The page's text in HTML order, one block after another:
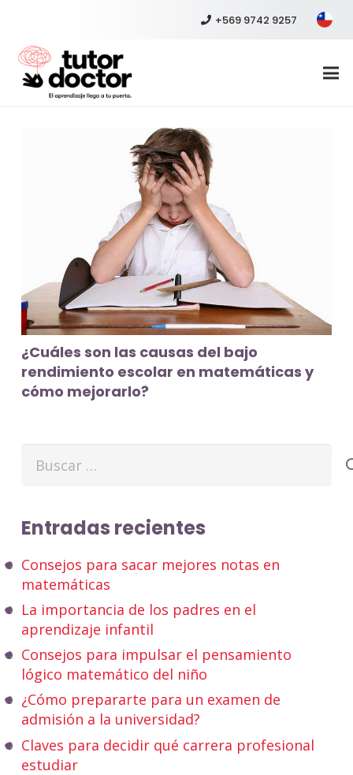
+569 9742 9257
¿Cuáles son las causas del bajo
rendimiento escolar en matemáticas y
cómo mejorarlo?
Entradas recientes
Consejos para sacar mejores notas en
matemáticas
La importancia de los padres en el
aprendizaje infantil
Consejos para impulsar el pensamiento
lógico matemático del niño
¿Cómo prepararte para un examen de
admisión a la universidad?
Claves para decidir qué carrera profesional
estudiar